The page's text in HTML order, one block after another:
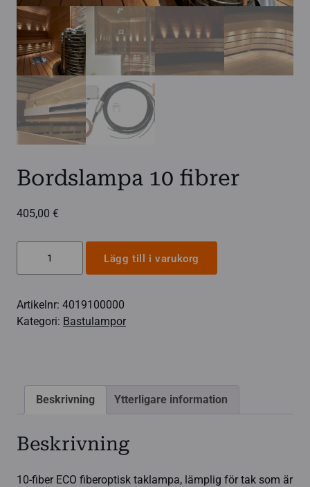
Bordslampa 10 fibrer
405,00 €
mängd
Lägg till i varukorg
Artikelnr: 4019100000
Kategori: Bastulampor
Beskrivning Ytterligare information
Beskrivning
10-fiber ECO fiberoptisk taklampa, lämplig för tak som är